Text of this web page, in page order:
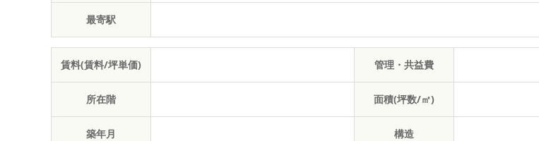
最寄駅
賃料(賃料/坪単価) 管理・共益費
所在階 面積(坪数/㎡)
築年月 構造